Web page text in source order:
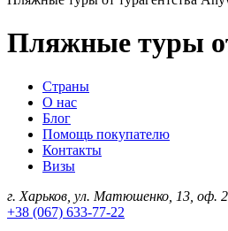
Пляжные туры
Страны
О нас
Блог
Помощь покупателю
Контакты
Визы
г. Харьков, ул. Матюшенко, 13, оф.
+38 (067) 633-77-22